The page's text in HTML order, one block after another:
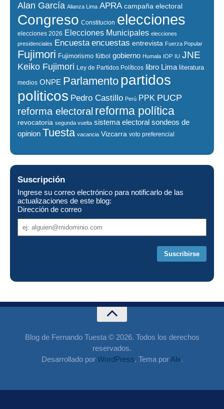
Alan García Alianza Lima APRA campaña electoral
Congreso Constitucion elecciones
elecciones 2026 Elecciones Municipales elecciones
presidenciales Encuesta encuestas entrevista Fuerza Popular
Fujimori Fujimorismo fútbol gobierno Humala IOP IU JNE
Keiko Fujimori Ley de Partidos Políticos libro Lima literatura
medios ONPE Parlamento partidos
politicos Pedro Castillo Perú PPK PUCP
reforma electoral reforma política
revocatoria segunda vuelta sistema electoral sondeos de
opinion Tuesta vacancia Vizcarra voto preferencial
Suscripción
Ingrese su correo electrónico para notificarlo de las
actualizaciones de este blog:
Dirección de correo
Dirección
de
Blog de Fernando Tuesta © 2026. Todos los derechos
reservados.
Desarrollado por WordPress. Tema porAlx.